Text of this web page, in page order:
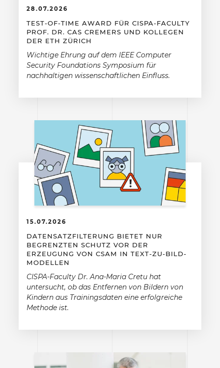
28.07.2026
TEST-OF-TIME AWARD FÜR CISPA-FACULTY
PROF. DR. CAS CREMERS UND KOLLEGEN
DER ETH ZÜRICH
Wichtige Ehrung auf dem IEEE Computer
Security Foundations Symposium für
nachhaltigen wissenschaftlichen Einfluss.
15.07.2026
DATENSATZFILTERUNG BIETET NUR
BEGRENZTEN SCHUTZ VOR DER
ERZEUGUNG VON CSAM IN TEXT-ZU-BILD-
MODELLEN
CISPA-Faculty Dr. Ana-Maria Cretu hat
untersucht, ob das Entfernen von Bildern von
Kindern aus Trainingsdaten eine erfolgreiche
Methode ist.